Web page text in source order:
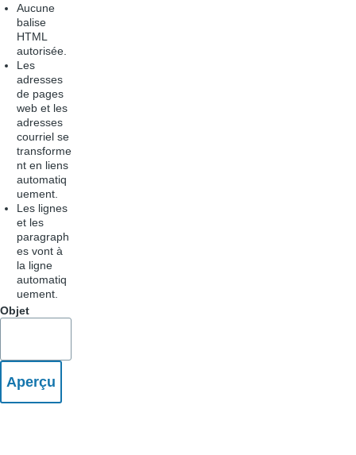
Aucune
balise
HTML
autorisée.
Les
adresses
de pages
web et les
adresses
courriel se
transforme
nt en liens
automatiq
uement.
Les lignes
et les
paragraph
es vont à
la ligne
automatiq
uement.
Objet